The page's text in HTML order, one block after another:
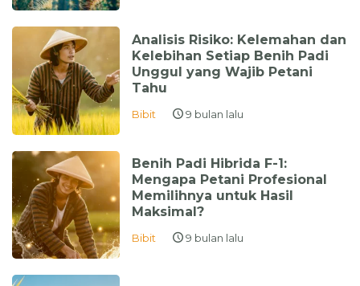
Analisis Risiko: Kelemahan dan
Kelebihan Setiap Benih Padi
Unggul yang Wajib Petani
Tahu
Bibit 9 bulan lalu
Benih Padi Hibrida F-1:
Mengapa Petani Profesional
Memilihnya untuk Hasil
Maksimal?
Bibit 9 bulan lalu